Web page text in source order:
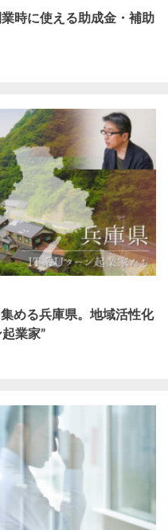
時に使える助成金・補助
める兵庫県。地域活性化
業家”